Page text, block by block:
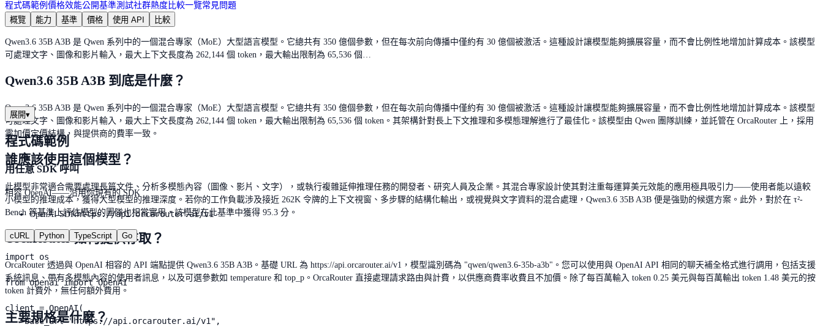
程式碼範例 價格效能公開基準測試社群熱度 比較一覽常見問題
概覽
能力 基準 價格 使用 API 比較
Qwen3.6 35B A3B 是 Qwen 系列中的一個混合專家（MoE）大型語言模型。它總共有 350 億個參數，但在每次前向傳播中僅約有 30 億個被激活。這種設計讓模型能夠擴展容量，而不會比例性地增加計算成本。該模型
可處理文字、圖像和影片輸入，最大上下文長度為 262,144 個 token，最大輸出限制為 65,536 個…
Qwen3.6 35B A3B 到底是什麼？
Qwen3.6 35B A3B 是 Qwen 系列中的一個混合專家（MoE）大型語言模型。它總共有 350 億個參數，但在每次前向傳播中僅約有 30 億個被激活。這種設計讓模型能夠擴展容量，而不會比例性地增加計算成本。該模型
可處理文字、圖像和影片輸入，最大上下文長度為 262,144 個 token，最大輸出限制為 65,536 個 token。其架構針對長上下文推理和多模態理解進行了最佳化。該模型由 Qwen 團隊訓練，並託管在 OrcaRouter 上，採用
零加價定價結構，與提供商的費率一致。
誰應該使用這個模型？
此模型非常適合需要處理長篇文件、分析多模態內容（圖像、影片、文字），或執行複雜延伸推理任務的開發者、研究人員及企業。其混合專家設計使其對注重每運算美元效能的應用極具吸引力——使用者能以遠較
小模型的推理成本，獲得大型模型的推理深度。若你的工作負載涉及接近 262K 令牌的上下文視窗、多步驟的結構化輸出，或視覺與文字資料的混合處理，Qwen3.6 35B A3B 便是強勁的候選方案。此外，對於在 τ²-
Bench 等基準上評估模型的團隊也相當實用，該模型在此基準中獲得 95.3 分。
OrcaRouter 如何提供存取？
OrcaRouter 透過與 OpenAI 相容的 API 端點提供 Qwen3.6 35B A3B。基礎 URL 為 https://api.orcarouter.ai/v1，模型識別碼為 "qwen/qwen3.6-35b-a3b"。您可以使用與 OpenAI API 相同的聊天補全格式進行調用，包括支援
系統訊息、帶有多模態內容的使用者訊息，以及可選參數如 temperature 和 top_p。OrcaRouter 直接處理請求路由與計費，以供應商費率收費且不加價。除了每百萬輸入 token 0.25 美元與每百萬輸出 token 1.48 美元的按
token 計費外，無任何額外費用。
主要規格是什麼？
展開▾
程式碼範例
用任意 SDK 呼叫
相容 OpenAI——沿用你現有的 SDK
OpenAI SDKhttps://api.orcarouter.ai/v1
cURL Python TypeScript Go
import os
from openai import OpenAI
client = OpenAI(
    base_url="https://api.orcarouter.ai/v1",